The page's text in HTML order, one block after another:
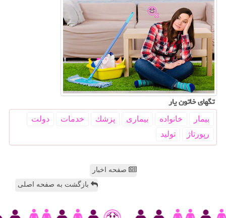
تگهای خاتون یار
بیمار خانواده بیماری پزشك خدمات
دولت
رپورتاژ
تولید
صفحه اخبار
بازگشت به صفحه اصلی